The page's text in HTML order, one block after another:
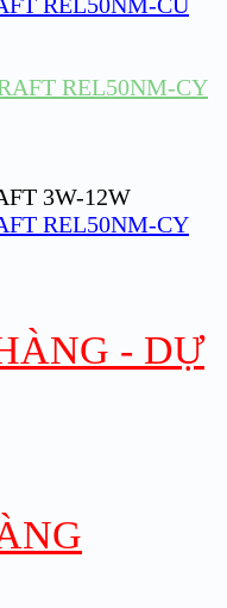
REL50NM-CU
3W-12W
REL50NM-CY
- DỰ